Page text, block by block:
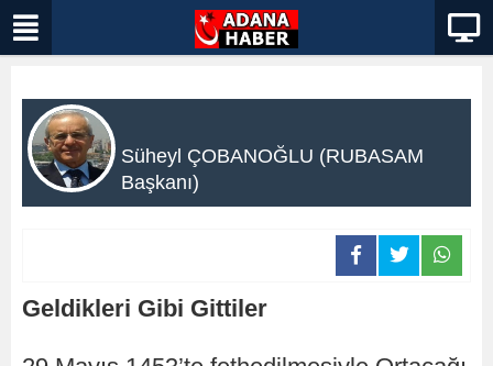
Süheyl ÇOBANOĞLU (RUBASAM
Başkanı)
Geldikleri Gibi Gittiler